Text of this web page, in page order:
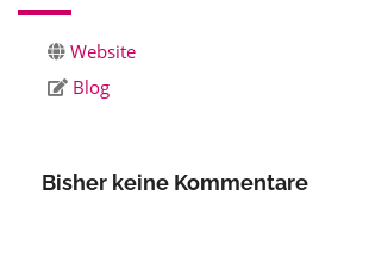
Website
Blog
Bisher keine Kommentare